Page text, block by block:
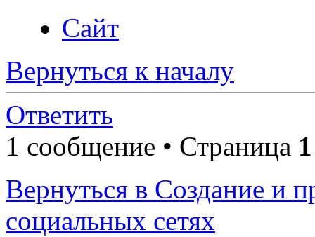
Сайт
Вернуться к началу
Ответить
1 сообщение • Страница 1
Вернуться в Создание и
социальных сетях